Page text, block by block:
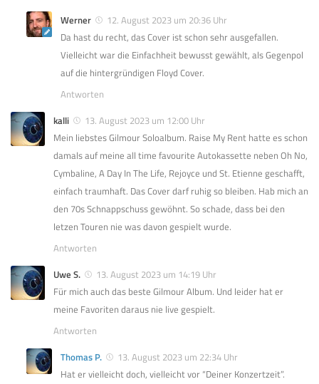
Werner
12. August 2023 um 20:36 Uhr
Da hast du recht, das Cover ist schon sehr ausgefallen.
Vielleicht war die Einfachheit bewusst gewählt, als Gegenpol
auf die hintergründigen Floyd Cover.
Antworten
kalli
13. August 2023 um 12:00 Uhr
Mein liebstes Gilmour Soloalbum. Raise My Rent hatte es schon
damals auf meine all time favourite Autokassette neben Oh No,
Cymbaline, A Day In The Life, Rejoyce und St. Etienne geschafft,
einfach traumhaft. Das Cover darf ruhig so bleiben. Hab mich an
den 70s Schnappschuss gewöhnt. So schade, dass bei den
letzen Touren nie was davon gespielt wurde.
Antworten
Uwe S.
13. August 2023 um 14:19 Uhr
Für mich auch das beste Gilmour Album. Und leider hat er
meine Favoriten daraus nie live gespielt.
Antworten
Thomas P.
13. August 2023 um 22:34 Uhr
Hat er vielleicht doch, vielleicht vor “Deiner Konzertzeit”.